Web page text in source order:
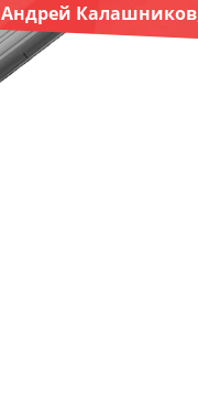
Андрей Калашников